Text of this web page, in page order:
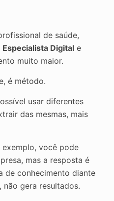
de saúde,
Especialista Digital e
muito maior.
é método.
usar diferentes
das mesmas, mais
você pode
mas a resposta é
de conhecimento diante
gera resultados.